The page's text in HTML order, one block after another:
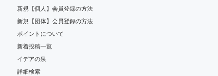
新規【個人】会員登録の方法
新規【団体】会員登録の方法
ポイントについて
新着投稿一覧
イデアの泉
詳細検索